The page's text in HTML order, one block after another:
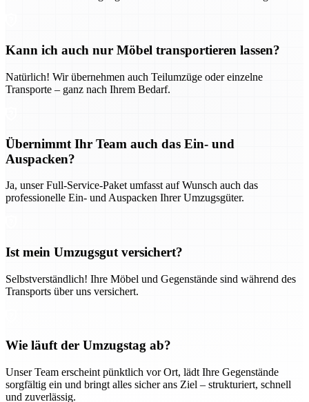
Kann ich auch nur Möbel transportieren lassen?
Natürlich! Wir übernehmen auch Teilumzüge oder einzelne
Transporte – ganz nach Ihrem Bedarf.
Übernimmt Ihr Team auch das Ein- und
Auspacken?
Ja, unser Full-Service-Paket umfasst auf Wunsch auch das
professionelle Ein- und Auspacken Ihrer Umzugsgüter.
Ist mein Umzugsgut versichert?
Selbstverständlich! Ihre Möbel und Gegenstände sind während des
Transports über uns versichert.
Wie läuft der Umzugstag ab?
Unser Team erscheint pünktlich vor Ort, lädt Ihre Gegenstände
sorgfältig ein und bringt alles sicher ans Ziel – strukturiert, schnell
und zuverlässig.